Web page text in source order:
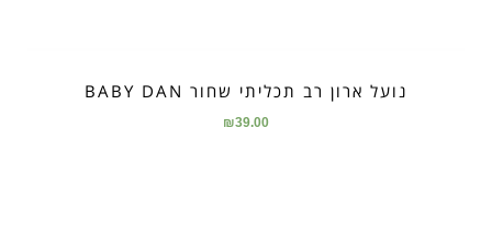
נועל ארון רב תכליתי שחור BABY DAN
₪39.00